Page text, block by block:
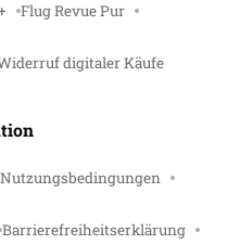
Flug Revue Pur
digitaler Käufe
Nutzungsbedingungen
Barrierefreiheitserklärung